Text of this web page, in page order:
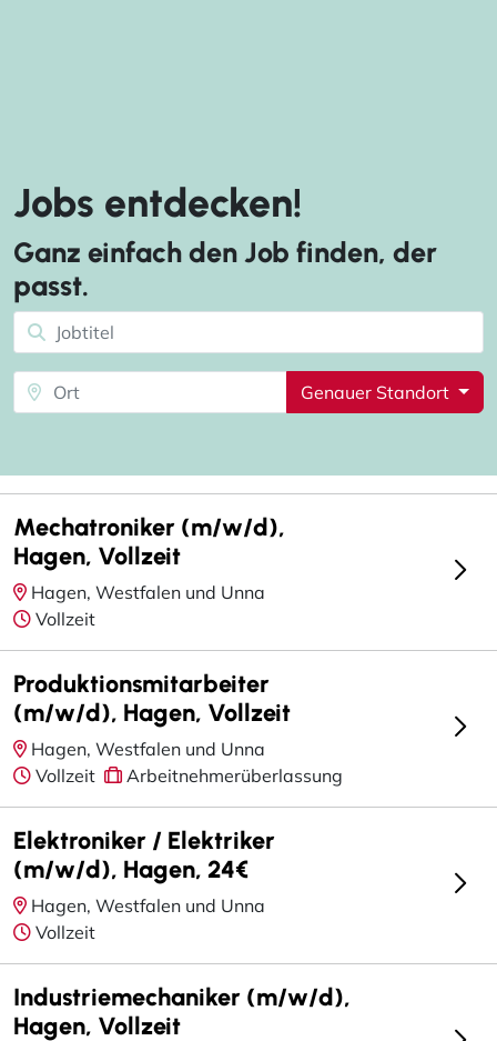
Jobs entdecken!
Ganz einfach den Job finden, der
passt.
Genauer Standort
Mechatroniker (m/w/d),
Hagen, Vollzeit
Hagen, Westfalen und Unna
Vollzeit
Produktionsmitarbeiter
(m/w/d), Hagen, Vollzeit
Hagen, Westfalen und Unna
Vollzeit
Arbeitnehmerüberlassung
Elektroniker / Elektriker
(m/w/d), Hagen, 24€
Hagen, Westfalen und Unna
Vollzeit
Industriemechaniker (m/w/d),
Hagen, Vollzeit